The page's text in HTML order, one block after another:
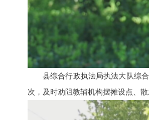
县综合行政执法局执法大队综
次，及时劝阻教辅机构摆摊设点、